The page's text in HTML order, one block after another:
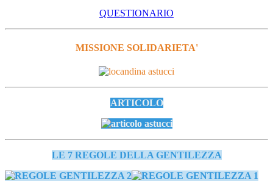
QUESTIONARIO
MISSIONE SOLIDARIETA'
ARTICOLO
LE 7 REGOLE DELLA GENTILEZZA